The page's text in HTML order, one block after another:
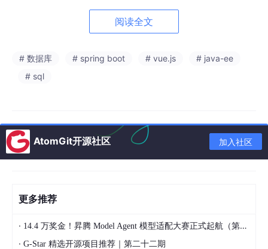
阅读全文
# 数据库 # spring boot # vue.js
# java-ee
# sql
AtomGit开源社区 加入社区
更多推荐
· 14.4 万奖金！昇腾 Model Agent 模型适配大赛正式起航（第二季）
· G-Star 精选开源项目推荐｜第二十二期